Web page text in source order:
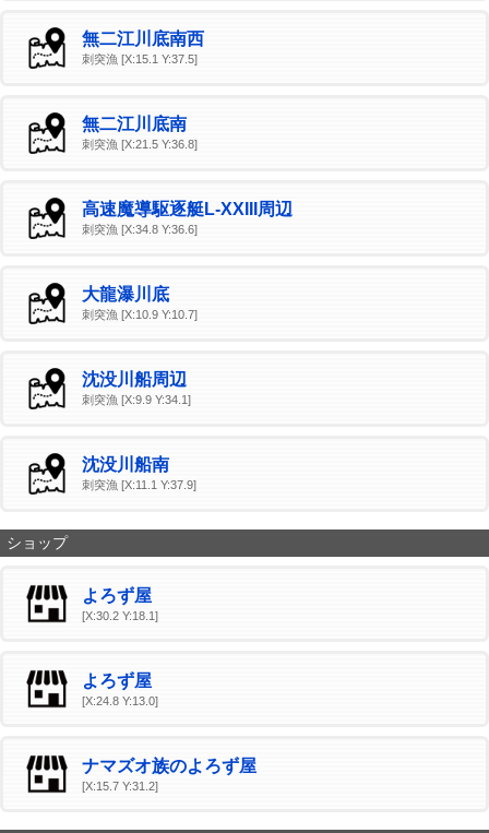
無二江川底南西
刺突漁 [X:15.1 Y:37.5]
無二江川底南
刺突漁 [X:21.5 Y:36.8]
高速魔導駆逐艇L‐XXIII周辺
刺突漁 [X:34.8 Y:36.6]
大龍瀑川底
刺突漁 [X:10.9 Y:10.7]
沈没川船周辺
刺突漁 [X:9.9 Y:34.1]
沈没川船南
刺突漁 [X:11.1 Y:37.9]
ショップ
よろず屋
[X:30.2 Y:18.1]
よろず屋
[X:24.8 Y:13.0]
ナマズオ族のよろず屋
[X:15.7 Y:31.2]